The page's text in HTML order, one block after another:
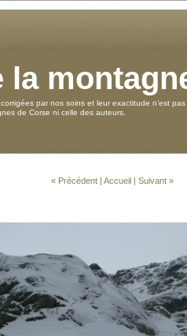
par nos soins et leur exactitude n’est
de Corse ni celle des auteurs.
« Précédent | Accueil | Suivant »